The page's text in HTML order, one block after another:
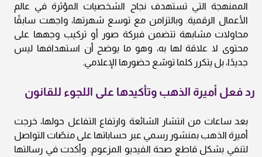
الممنهجة التي تستهدف نجاح الشخصيات المؤثرة في عالم
الأعمال الرقمية. وبالتزامن مع توسع شهرتها، واجهت سابقًا
محاولات مشابهة تتضمن فبركة صور أو تركيب وجهها على
محتوى لا علاقة لها به، وهو ما يوضح أن استهدافها ليس
جديدًا، بل يتكرر كلما توسّع حضورها الإعلامي.
رد فعل أميرة الذهب وتأكيدها على اللجوء للقانون
بعد ساعات من انتشار الشائعة وارتفاع التفاعل حولها، خرجت
أميرة الذهب بمنشور رسمي عبر حساباتها على منصّات التواصل
لتنفي بشكل قاطع صحة الفيديو المزعوم. وأكدت في رسالتها